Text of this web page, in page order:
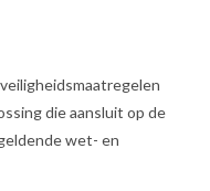
die aansluit op de
wet- en